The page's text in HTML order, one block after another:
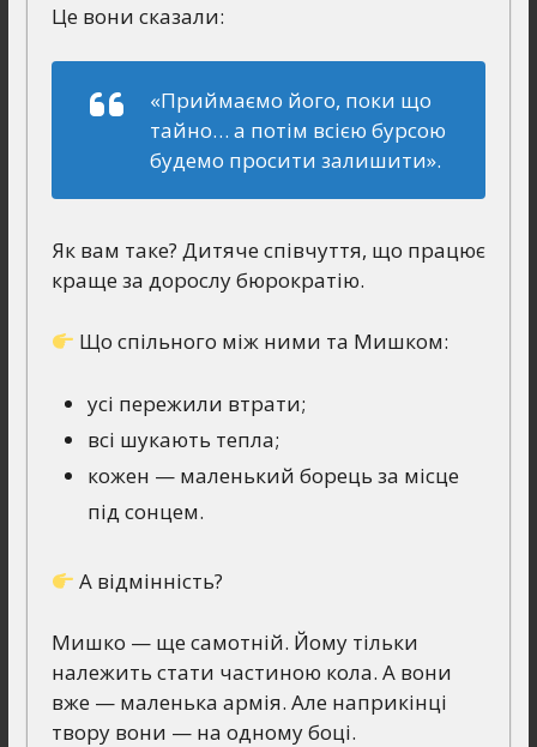
Це вони сказали:
«Приймаємо його, поки що
тайно… а потім всією бурсою
будемо просити залишити».
Як вам таке? Дитяче співчуття, що працює
краще за дорослу бюрократію.
Що спільного між ними та Мишком:
усі пережили втрати;
всі шукають тепла;
кожен — маленький борець за місце
під сонцем.
А відмінність?
Мишко — ще самотній. Йому тільки
належить стати частиною кола. А вони
вже — маленька армія. Але наприкінці
твору вони — на одному боці.